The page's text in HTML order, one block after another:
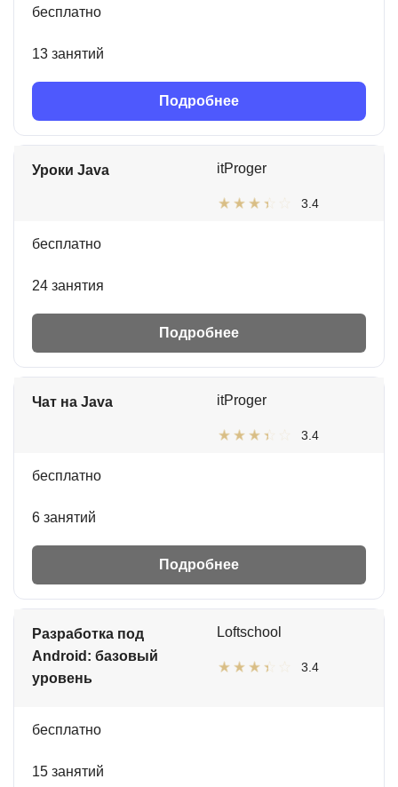
бесплатно
13 занятий
Подробнее
Уроки Java itProger
3.4
бесплатно
24 занятия
Подробнее
Чат на Java itProger
3.4
бесплатно
6 занятий
Подробнее
Разработка под
Android: базовый
уровень
Loftschool
3.4
бесплатно
15 занятий